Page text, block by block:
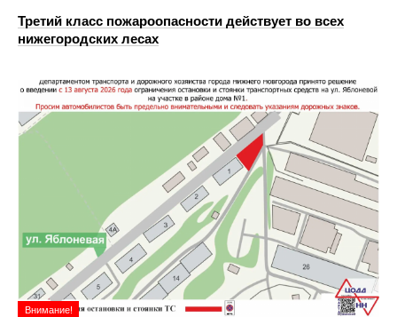
Третий класс пожароопасности действует во всех
нижегородских лесах
Внимание!